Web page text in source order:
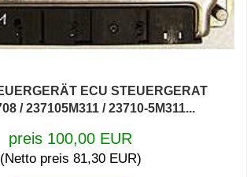
ECU STEUERGERAT
/ 237105M311 / 23710-5M311...
preis 100,00 EUR
(Netto preis 81,30 EUR)